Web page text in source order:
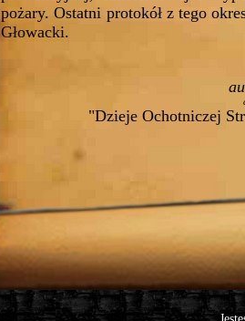
pożary. Ostatni protokół z tego
Głowacki.
"Dzieje Ochotniczej